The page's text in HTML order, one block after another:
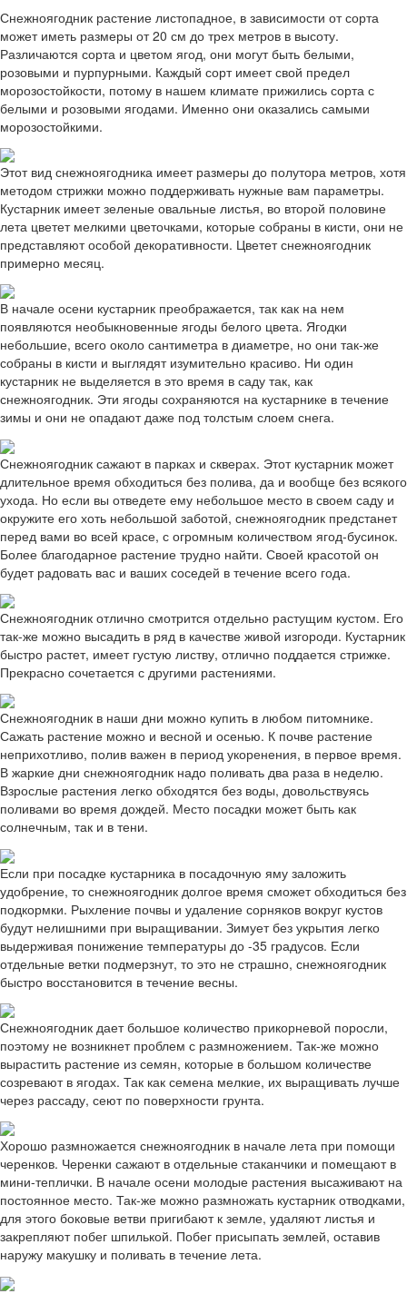
Снежноягодник растение листопадное, в зависимости от сорта
может иметь размеры от 20 см до трех метров в высоту.
Различаются сорта и цветом ягод, они могут быть белыми,
розовыми и пурпурными. Каждый сорт имеет свой предел
морозостойкости, потому в нашем климате прижились сорта с
белыми и розовыми ягодами. Именно они оказались самыми
морозостойкими.
Этот вид снежноягодника имеет размеры до полутора метров, хотя
методом стрижки можно поддерживать нужные вам параметры.
Кустарник имеет зеленые овальные листья, во второй половине
лета цветет мелкими цветочками, которые собраны в кисти, они не
представляют особой декоративности. Цветет снежноягодник
примерно месяц.
В начале осени кустарник преображается, так как на нем
появляются необыкновенные ягоды белого цвета. Ягодки
небольшие, всего около сантиметра в диаметре, но они так-же
собраны в кисти и выглядят изумительно красиво. Ни один
кустарник не выделяется в это время в саду так, как
снежноягодник. Эти ягоды сохраняются на кустарнике в течение
зимы и они не опадают даже под толстым слоем снега.
Снежноягодник сажают в парках и скверах. Этот кустарник может
длительное время обходиться без полива, да и вообще без всякого
ухода. Но если вы отведете ему небольшое место в своем саду и
окружите его хоть небольшой заботой, снежноягодник предстанет
перед вами во всей красе, с огромным количеством ягод-бусинок.
Более благодарное растение трудно найти. Своей красотой он
будет радовать вас и ваших соседей в течение всего года.
Снежноягодник отлично смотрится отдельно растущим кустом. Его
так-же можно высадить в ряд в качестве живой изгороди. Кустарник
быстро растет, имеет густую листву, отлично поддается стрижке.
Прекрасно сочетается с другими растениями.
Снежноягодник в наши дни можно купить в любом питомнике.
Сажать растение можно и весной и осенью. К почве растение
неприхотливо, полив важен в период укоренения, в первое время.
В жаркие дни снежноягодник надо поливать два раза в неделю.
Взрослые растения легко обходятся без воды, довольствуясь
поливами во время дождей. Место посадки может быть как
солнечным, так и в тени.
Если при посадке кустарника в посадочную яму заложить
удобрение, то снежноягодник долгое время сможет обходиться без
подкормки. Рыхление почвы и удаление сорняков вокруг кустов
будут нелишними при выращивании. Зимует без укрытия легко
выдерживая понижение температуры до -35 градусов. Если
отдельные ветки подмерзнут, то это не страшно, снежноягодник
быстро восстановится в течение весны.
Снежноягодник дает большое количество прикорневой поросли,
поэтому не возникнет проблем с размножением. Так-же можно
вырастить растение из семян, которые в большом количестве
созревают в ягодах. Так как семена мелкие, их выращивать лучше
через рассаду, сеют по поверхности грунта.
Хорошо размножается снежноягодник в начале лета при помощи
черенков. Черенки сажают в отдельные стаканчики и помещают в
мини-теплички. В начале осени молодые растения высаживают на
постоянное место. Так-же можно размножать кустарник отводками,
для этого боковые ветви пригибают к земле, удаляют листья и
закрепляют побег шпилькой. Побег присыпать землей, оставив
наружу макушку и поливать в течение лета.